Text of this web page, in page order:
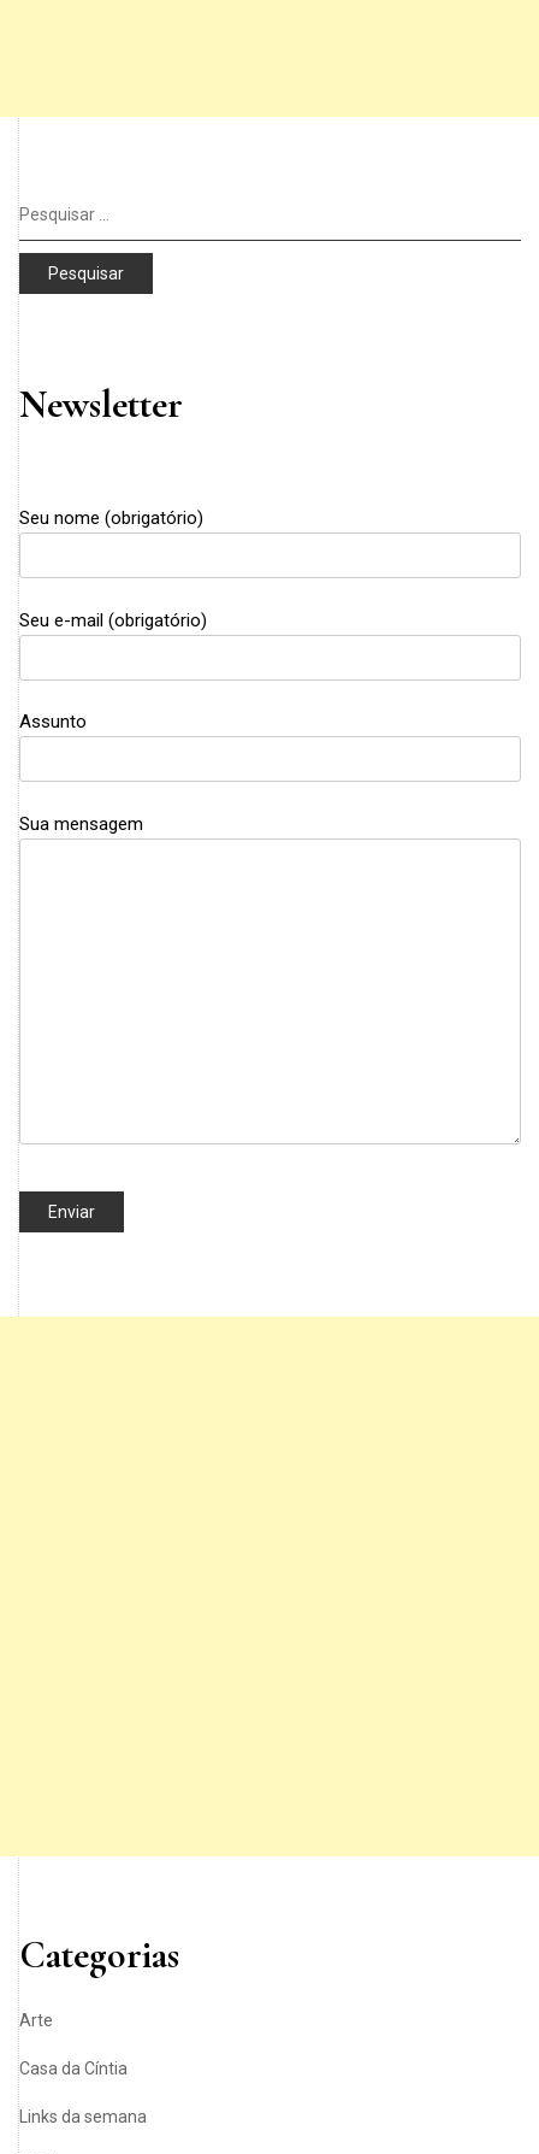
Pesquisar
por:
Newsletter
Seu nome (obrigatório)
Seu e-mail (obrigatório)
Assunto
Sua mensagem
Categorias
Arte
Casa da Cíntia
Links da semana